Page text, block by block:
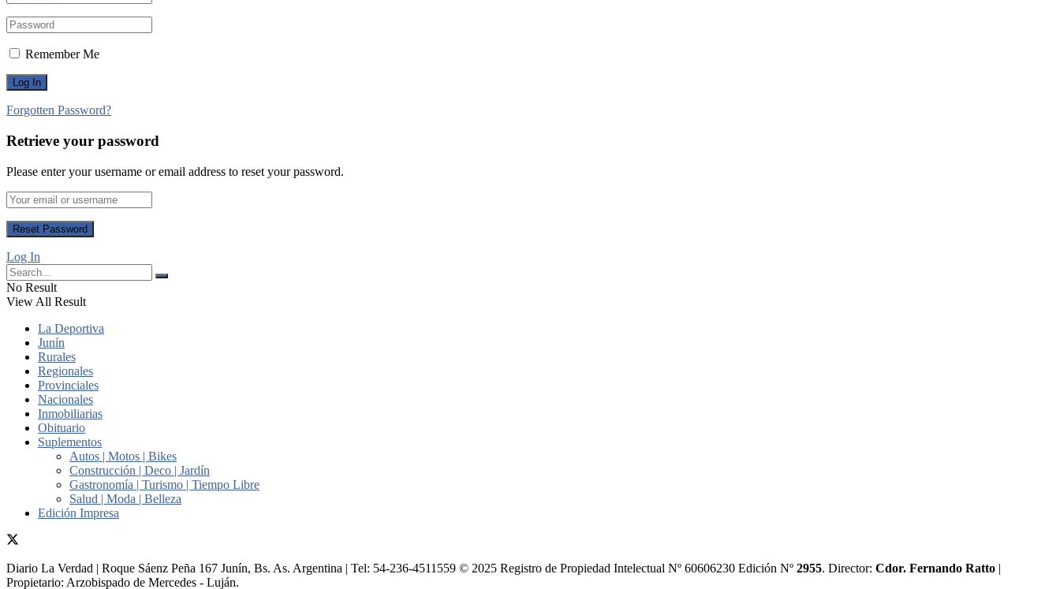
Remember Me
Forgotten Password?
Retrieve your password
Please enter your username or email address to reset your password.
Log In
No Result
View All Result
La Deportiva
Junín
Rurales
Regionales
Provinciales
Nacionales
Inmobiliarias
Obituario
Suplementos
Autos | Motos | Bikes
Construcción | Deco | Jardín
Gastronomía | Turismo | Tiempo Libre
Salud | Moda | Belleza
Edición Impresa
Diario La Verdad | Roque Sáenz Peña 167 Junín, Bs. As. Argentina | Tel: 54-236-4511559 © 2025 Registro de Propiedad Intelectual Nº 60606230 Edición Nº 2955. Director:​ Cdor. Fernando Ratto |
Propietario:​ Arzobispado de Mercedes - Luján.